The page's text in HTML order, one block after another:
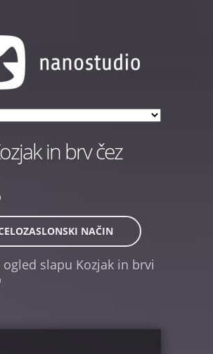
in brv čez
NAČIN
slapu Kozjak in brvi